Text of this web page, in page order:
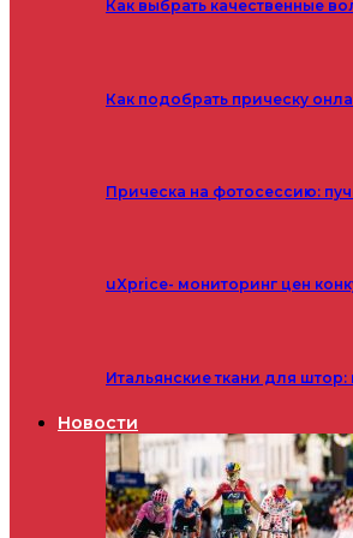
Как выбрать качественные
Как подобрать прическу
Прическа на фотосессию:
uXprice- мониторинг цен
Итальянские ткани для
Новости